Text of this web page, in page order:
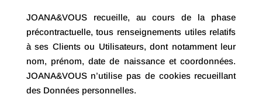
JOANA&VOUS recueille, au cours de la phase
précontractuelle, tous renseignements utiles relatifs
à ses Clients ou Utilisateurs, dont notamment leur
nom, prénom, date de naissance et coordonnées.
JOANA&VOUS n’utilise pas de cookies recueillant
des Données personnelles.